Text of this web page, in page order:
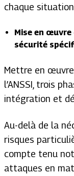
chaque
Mise en œuvre
sécurité
Mettre en œuvre
l’ANSSI, trois
intégration et
Au-delà de la
risques
compte tenu
attaques en